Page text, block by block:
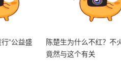
”公益盛
陈楚生为什么不红？不
竟然与这个有关